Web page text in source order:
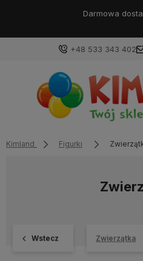
Darmowa
+48 533 343 402
Kimland Figurki
Wstecz Zwierzątka